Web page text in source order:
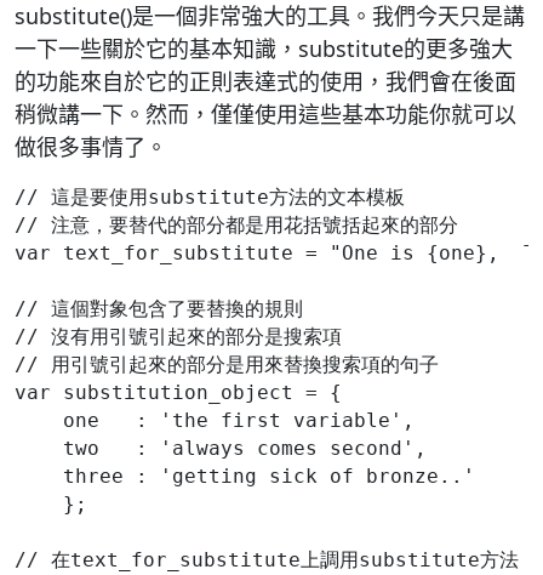
substitute()是一個非常強大的工具。我們今天只是講
一下一些關於它的基本知識，substitute的更多強大
的功能來自於它的正則表達式的使用，我們會在後面
稍微講一下。然而，僅僅使用這些基本功能你就可以
做很多事情了。
// 這是要使用substitute方法的文本模板
// 注意，要替代的部分都是用花括號括起來的部分
var text_for_substitute = "One is {one},
// 這個對象包含了要替換的規則
// 沒有用引號引起來的部分是搜索項
// 用引號引起來的部分是用來替換搜索項的句子
var substitution_object = {
    one   : 'the first variable',
    two   : 'always comes second',
    three : 'getting sick of bronze..'
    };
// 在text_for_substitute上調用substitute方法